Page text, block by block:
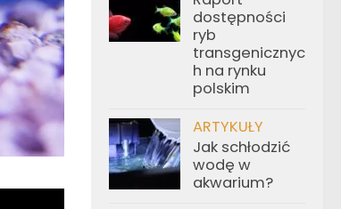
dostępności
ryb
transgenicznyc
h na rynku
polskim
ARTYKUŁY
Jak schłodzić
wodę w
akwarium?